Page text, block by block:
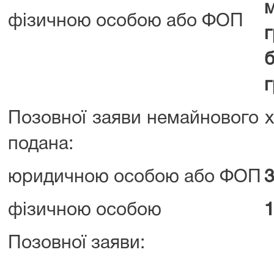
фізичною особою або ФОП
Позовної заяви немайнового
подана:
юридичною особою або ФОП
фізичною особою
Позовної заяви: